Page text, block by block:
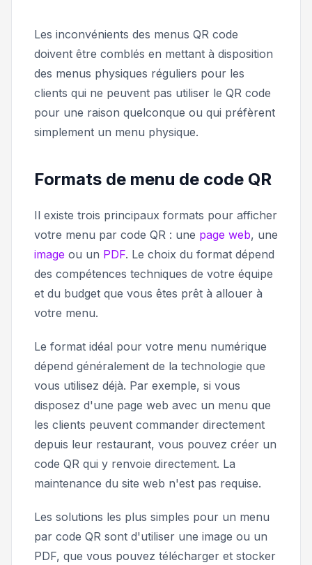
Les inconvénients des menus QR code
doivent être comblés en mettant à disposition
des menus physiques réguliers pour les
clients qui ne peuvent pas utiliser le QR code
pour une raison quelconque ou qui préfèrent
simplement un menu physique.
Formats de menu de code QR
Il existe trois principaux formats pour afficher
votre menu par code QR : une page web, une
image ou un PDF. Le choix du format dépend
des compétences techniques de votre équipe
et du budget que vous êtes prêt à allouer à
votre menu.
Le format idéal pour votre menu numérique
dépend généralement de la technologie que
vous utilisez déjà. Par exemple, si vous
disposez d'une page web avec un menu que
les clients peuvent commander directement
depuis leur restaurant, vous pouvez créer un
code QR qui y renvoie directement. La
maintenance du site web n'est pas requise.
Les solutions les plus simples pour un menu
par code QR sont d'utiliser une image ou un
PDF, que vous pouvez télécharger et stocker